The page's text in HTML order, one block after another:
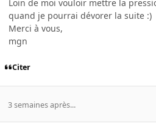
Loin de moi vouloir mettre la
quand je pourrai dévorer la suite :)
Merci à vous,
mgn
Citer
3 semaines après...